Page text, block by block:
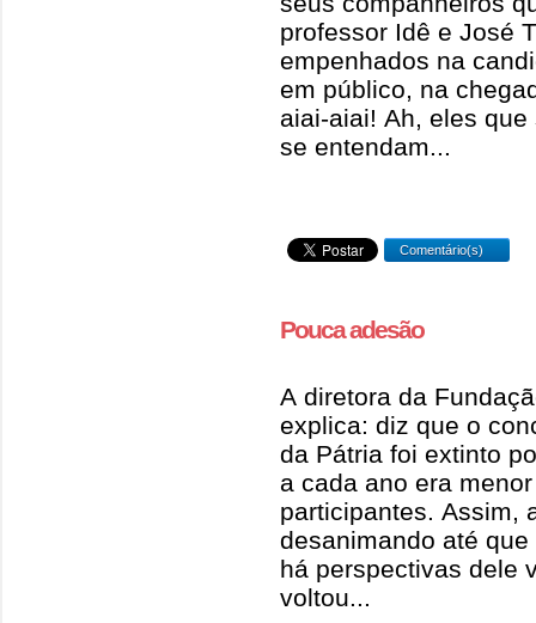
professor Idê e José
empenhados na
em público, na
aiai-aiai! Ah, eles
se entendam...
Comentário(s)
Pouca adesão
A diretora da
explica: diz que o
da Pátria foi extinto
a cada ano era
participantes. Assim,
desanimando até
há perspectivas dele
voltou...